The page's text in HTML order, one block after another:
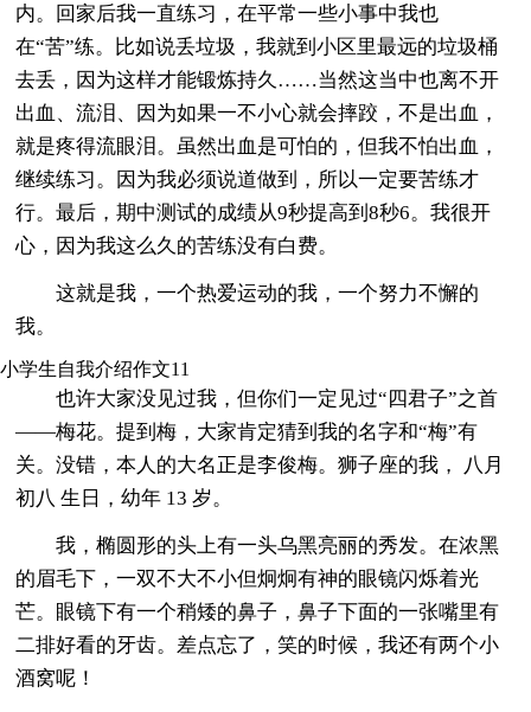
内。回家后我一直练习，在平常一些小事中我也
在“苦”练。比如说丢垃圾，我就到小区里最远的垃圾桶
去丢，因为这样才能锻炼持久……当然这当中也离不开
出血、流泪、因为如果一不小心就会摔跤，不是出血，
就是疼得流眼泪。虽然出血是可怕的，但我不怕出血，
继续练习。因为我必须说道做到，所以一定要苦练才
行。最后，期中测试的成绩从9秒提高到8秒6。我很开
心，因为我这么久的苦练没有白费。
这就是我，一个热爱运动的我，一个努力不懈的
我。
小学生自我介绍作文11
也许大家没见过我，但你们一定见过“四君子”之首
——梅花。提到梅，大家肯定猜到我的名字和“梅”有
关。没错，本人的大名正是李俊梅。狮子座的我， 八月
初八 生日，幼年 13 岁。
我，椭圆形的头上有一头乌黑亮丽的秀发。在浓黑
的眉毛下，一双不大不小但炯炯有神的眼镜闪烁着光
芒。眼镜下有一个稍矮的鼻子，鼻子下面的一张嘴里有
二排好看的牙齿。差点忘了，笑的时候，我还有两个小
酒窝呢！